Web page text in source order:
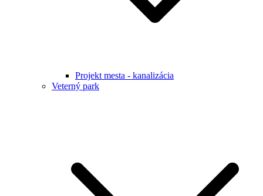
Projekt mesta - kanalizácia
Veterný park